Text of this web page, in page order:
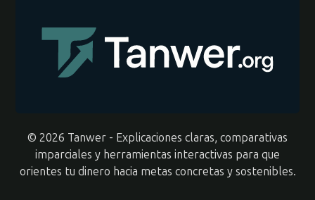
© 2026 Tanwer - Explicaciones claras, comparativas
imparciales y herramientas interactivas para que
orientes tu dinero hacia metas concretas y sostenibles.